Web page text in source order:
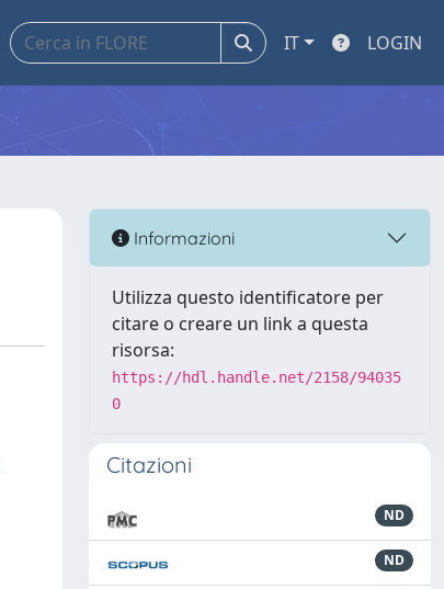
IT LOGIN
Informazioni
Utilizza questo identificatore per
citare o creare un link a questa
risorsa:
https://hdl.handle.net/2158/94035
0
Citazioni
ND
ND